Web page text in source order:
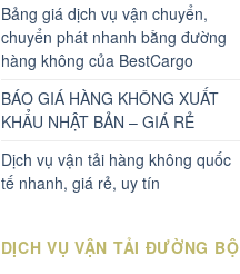
Bảng giá dịch vụ vận chuyển,
chuyển phát nhanh bằng đường
hàng không của BestCargo
BÁO GIÁ HÀNG KHÔNG XUẤT
KHẨU NHẬT BẢN – GIÁ RẺ
Dịch vụ vận tải hàng không quốc
tế nhanh, giá rẻ, uy tín
DỊCH VỤ VẬN TẢI ĐƯỜNG BỘ